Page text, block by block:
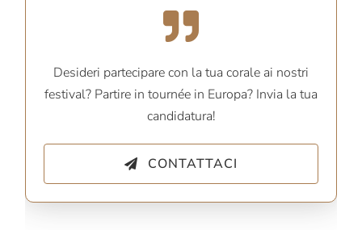
Desideri partecipare con la tua corale ai nostri
festival? Partire in tournée in Europa? Invia la tua
candidatura!
CONTATTACI